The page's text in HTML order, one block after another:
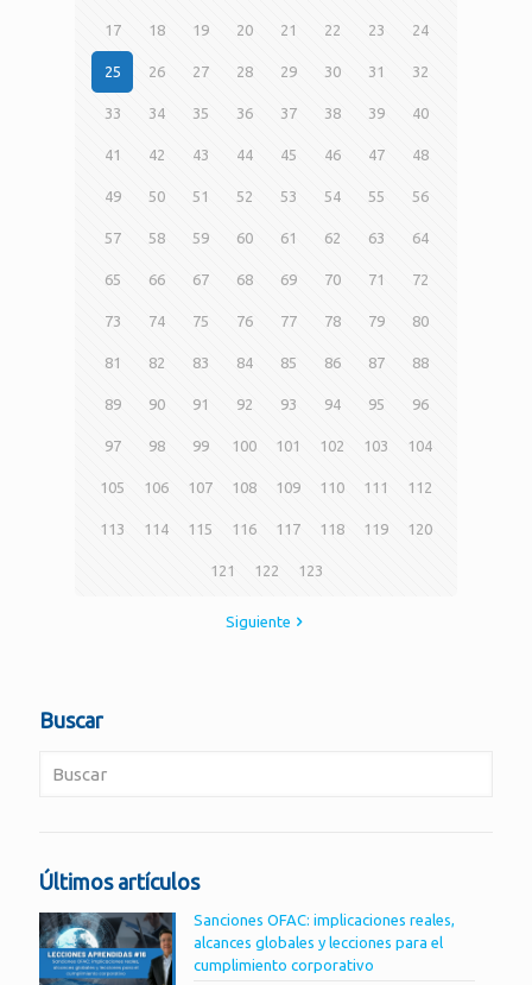
17 18 19 20 21 22 23 24
25 26 27 28 29 30 31 32
33 34 35 36 37 38 39 40
41 42 43 44 45 46 47 48
49 50 51 52 53 54 55 56
57 58 59 60 61 62 63 64
65 66 67 68 69 70 71 72
73 74 75 76 77 78 79 80
81 82 83 84 85 86 87 88
89 90 91 92 93 94 95 96
97 98 99 100 101 102 103 104
105 106 107 108 109 110 111 112
113 114 115 116 117 118 119 120
121 122 123
Siguiente
Buscar
Últimos artículos
Sanciones OFAC: implicaciones reales,
alcances globales y lecciones para el
cumplimiento corporativo